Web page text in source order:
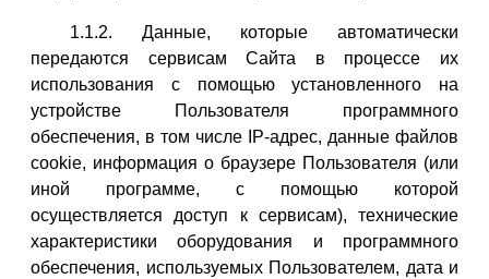
1.1.2. Данные, которые автоматически
передаются сервисам Сайта в процессе их
использования с помощью установленного на
устройстве Пользователя программного
обеспечения, в том числе IP-адрес, данные файлов
cookie, информация о браузере Пользователя (или
иной программе, с помощью которой
осуществляется доступ к сервисам), технические
характеристики оборудования и программного
обеспечения, используемых Пользователем, дата и